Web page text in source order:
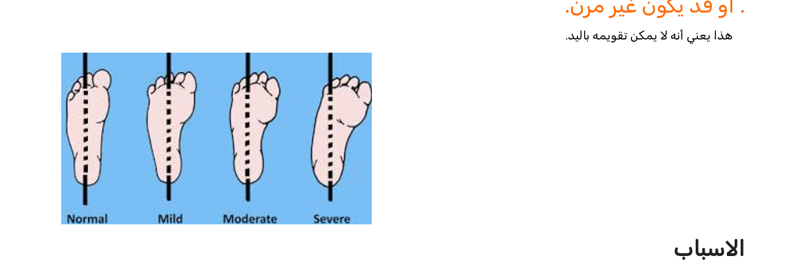
. أو قد يكون غير مرن.
هذا يعني أنه لا يمكن تقويمه باليد.
الاسباب